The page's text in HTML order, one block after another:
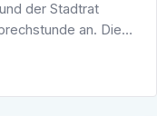
der Stadtrat
an. Diese